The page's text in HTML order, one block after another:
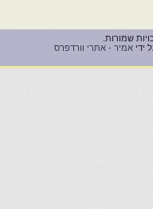
ידי אמיר - אתרי וורדפרס